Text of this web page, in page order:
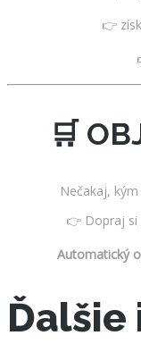
👉
🛒
Nečakaj,
👉 Dopraj si
Automatický
Ďalšie